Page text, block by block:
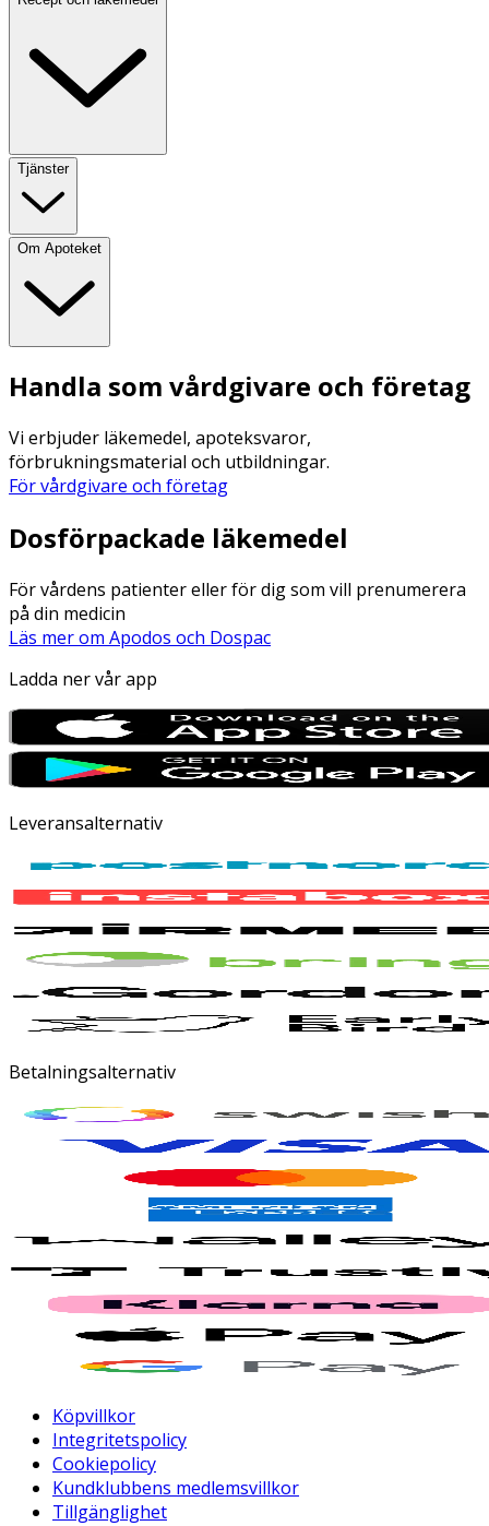
Tjänster
Om Apoteket
Handla som vårdgivare och företag
Vi erbjuder läkemedel, apoteksvaror,
förbrukningsmaterial och utbildningar.
För vårdgivare och företag
Dosförpackade läkemedel
För vårdens patienter eller för dig som vill prenumerera
på din medicin
Läs mer om Apodos och Dospac
Ladda ner vår app
Leveransalternativ
Betalningsalternativ
Köpvillkor
Integritetspolicy
Cookiepolicy
Kundklubbens medlemsvillkor
Tillgänglighet